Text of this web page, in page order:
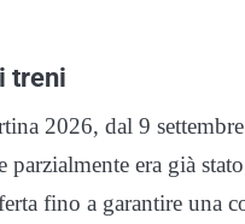
treni
2026, dal 9
era già
fino a garantire una